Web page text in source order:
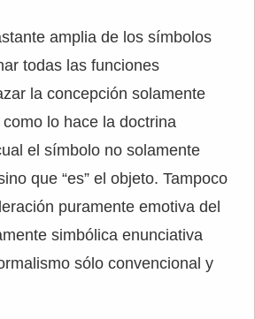
amplia de los símbolos
todas las funciones
la concepción solamente
lo hace la doctrina
el símbolo no solamente
que “es” el objeto. Tampoco
puramente emotiva del
simbólica enunciativa
sólo convencional y